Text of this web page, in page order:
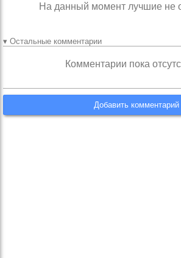
На данный момент лучшие не
▾ Остальные комментарии
Комментарии пока
Добавить комментарий